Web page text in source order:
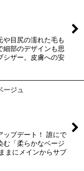
や目尻の濡れた毛も
細部のデザインも思
シザー。皮膚への安
ジュ
ップデート！ 誰にで
む「柔らかなベージ
まにメインからサブ